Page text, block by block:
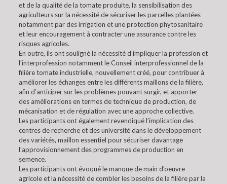
et de la qualité de la tomate produite, la sensibilisation des
agriculteurs sur la nécessité de sécuriser les parcelles plantées
notamment par des irrigation et une protection phytosanitaire
et leur encouragement à contracter une assurance contre les
risques agricoles.
En outre, ils ont souligné la nécessité d’impliquer la profession et
l’interprofession notamment le Conseil interprofessionnel de la
filière tomate industrielle, nouvellement créé, pour contribuer à
améliorer les échanges entre les différents maillons de la filière,
afin d’anticiper sur les problèmes pouvant surgir, et apporter
des améliorations en termes de technique de production, de
mécanisation et de régulation avec une approche collective.
Les participants ont également revendiqué l’implication des
centres de recherche et des université dans le développement
des variétés, maillon essentiel pour sécuriser davantage
l’approvisionnement des programmes de production en
semence.
Les participants ont évoqué le manque de main d’oeuvre
agricole et la nécessité de combler les besoins de la filière par la